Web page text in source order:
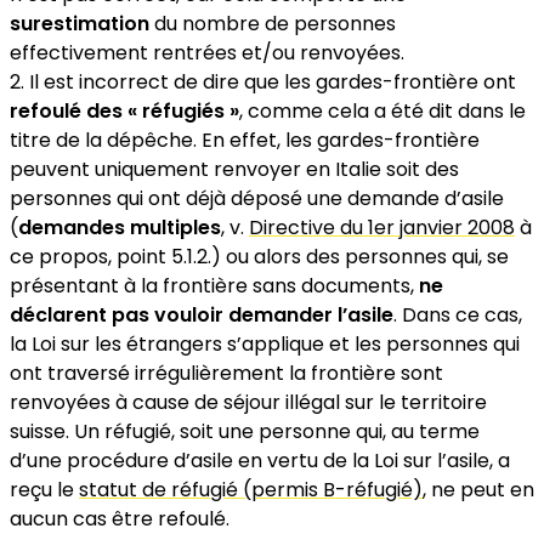
surestimationdu nombre de personnes
effectivement rentrées et/ou renvoyées.
Il est incorrect de dire que les gardes-frontière ont
refoulé des « réfugiés », comme cela a été dit dans le
titre de la dépêche. En effet, les gardes-frontière
peuvent uniquement renvoyer en Italie soit des
personnes qui ont déjà déposé une demande d’asile
(demandes multiples, v. Directive du 1er janvier 2008à
ce propos, point 5.1.2.) ou alors des personnes qui, se
présentant à la frontière sans documents, ne
déclarent pas vouloir demander l’asile. Dans ce cas,
la Loi sur les étrangers s’applique et les personnes qui
ont traversé irrégulièrement la frontière sont
renvoyées à cause de séjour illégal sur le territoire
suisse. Un réfugié, soit une personne qui, au terme
d’une procédure d’asile en vertu de la Loi sur l’asile, a
reçu lestatut de réfugié (permis B-réfugié), ne peut en
aucun cas être refoulé.